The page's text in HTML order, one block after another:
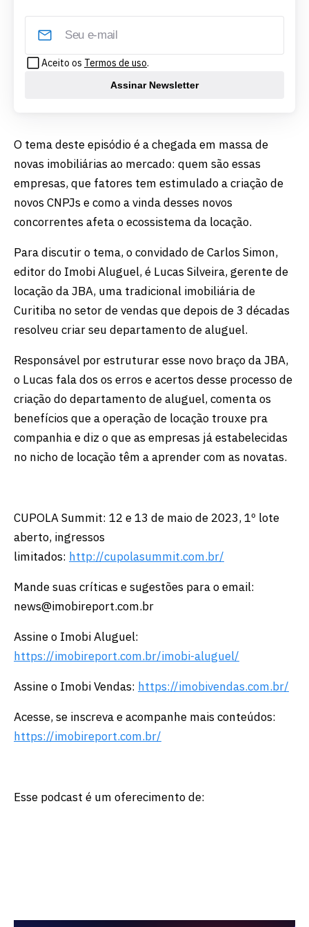
Aceito os Termos de uso.
Assinar Newsletter
O tema deste episódio é a chegada em massa de
novas imobiliárias ao mercado: quem são essas
empresas, que fatores tem estimulado a criação de
novos CNPJs e como a vinda desses novos
concorrentes afeta o ecossistema da locação.
Para discutir o tema, o convidado de Carlos Simon,
editor do Imobi Aluguel, é Lucas Silveira, gerente de
locação da JBA, uma tradicional imobiliária de
Curitiba no setor de vendas que depois de 3 décadas
resolveu criar seu departamento de aluguel.
Responsável por estruturar esse novo braço da JBA,
o Lucas fala dos os erros e acertos desse processo de
criação do departamento de aluguel, comenta os
benefícios que a operação de locação trouxe pra
companhia e diz o que as empresas já estabelecidas
no nicho de locação têm a aprender com as novatas.
CUPOLA Summit: 12 e 13 de maio de 2023, 1º lote
aberto, ingressos
limitados: http://cupolasummit.com.br/
Mande suas críticas e sugestões para o email:
news@imobireport.com.br
Assine o Imobi Aluguel:
https://imobireport.com.br/imobi-aluguel/
Assine o Imobi Vendas: https://imobivendas.com.br/
Acesse, se inscreva e acompanhe mais conteúdos:
https://imobireport.com.br/
Esse podcast é um oferecimento de: